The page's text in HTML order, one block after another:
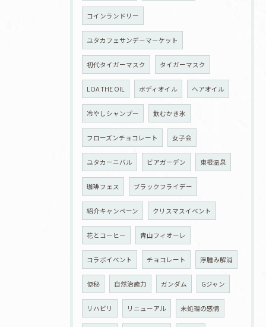
コインランドリー
ユタカフェサンデーマーケット
初代タイガーマスク タイガーマスク
LOA THE OIL ボディオイル ヘアオイル
冷やしシャンプー 飲むかき氷
フローズンチョコレート 女子会
ユタカーニバル ビアガーデン 東根温泉
珈琲フェス ブラックフライデー
紹介キャンペーン クリスマスイベント
花とコーヒー 青山フィオーレ
コラボイベント チョコレート 浮腫み解消
便秘 自然治癒力 ガンダム Gジャン
リハビリ リニューアル 未処理の感情